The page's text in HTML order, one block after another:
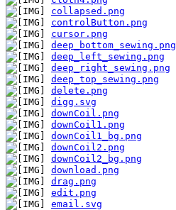
collapsed.png
controlButton.png
cursor.png
deep_bottom_sewing.png
deep_left_sewing.png
deep_right_sewing.png
deep_top_sewing.png
delete.png
digg.svg
downCoil.png
downCoil1.png
downCoil1_bg.png
downCoil2.png
downCoil2_bg.png
download.png
drag.png
edit.png
email.svg